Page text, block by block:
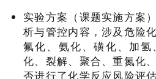
实验方案（课题实施方案
析与管控内容，涉及危险
氟化、氨化、磺化、加
化、裂解、聚合、重氮化
否进行了化学反应风险评